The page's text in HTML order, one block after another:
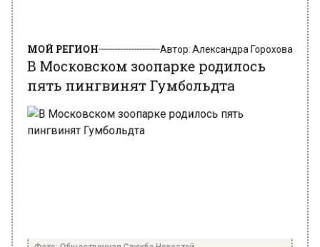
В Московском зоопарке родилось
пять пингвинят Гумбольдта